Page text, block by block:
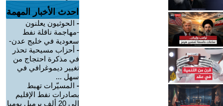
احدث الأخبار المهمة
- الحوثيون يعلنون
-مهاجمة ناقلة نفط
سعودية في خليج عدن-
- أحزاب مسيحية تحذر
في مذكرة احتجاج من
تغيير ديموغرافي في
سهل ...
- المسيّرات تهبط
بصادرات نفط الإقليم
إلى 20 ألف برميل يوميا